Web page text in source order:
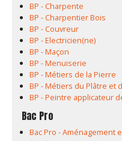
BP - Charpente
BP - Charpentier Bois
BP - Couvreur
BP - Electricien(ne)
BP - Maçon
BP - Menuiserie
BP - Métiers de la Pierre
BP - Métiers du Plâtre et
BP - Peintre applicateur
Bac Pro
Bac Pro - Aménagement